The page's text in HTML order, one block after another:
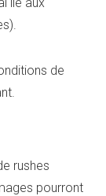
de
rushes
pourront